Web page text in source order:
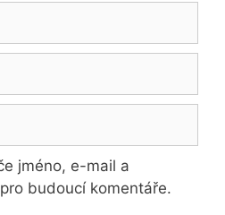
jméno, e-mail a
budoucí komentáře.